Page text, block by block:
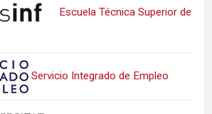
Escuela Técnica Superior de
Servicio Integrado de Empleo